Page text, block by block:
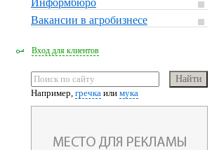
Информбюро
Вакансии в агробизнесе
Вход для клиентов
Например, гречка или мука